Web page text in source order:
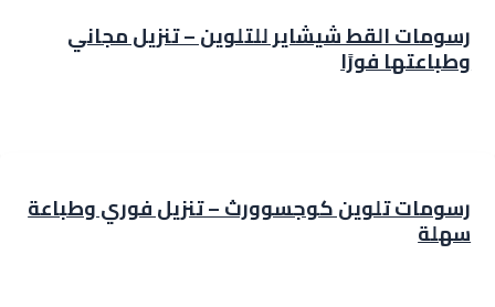
رسومات القط شيشاير للتلوين – تنزيل مجاني
وطباعتها فورًا
رسومات تلوين كوجسوورث – تنزيل فوري وطباعة
سهلة